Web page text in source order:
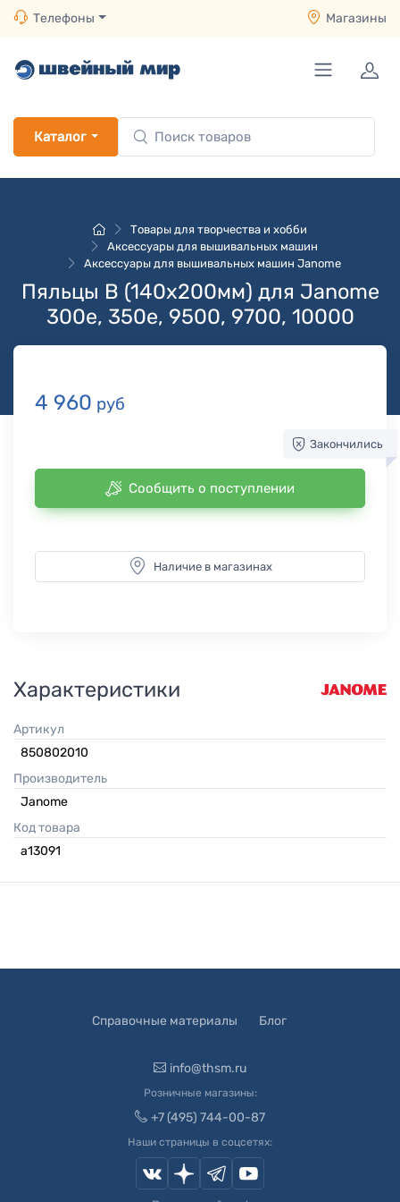
Телефоны Магазины
Каталог
Товары для творчества и хобби
Аксессуары для вышивальных машин
Аксессуары для вышивальных машин Janome
Пяльцы B (140х200мм) для Janome
300e, 350e, 9500, 9700, 10000
4 960 руб
Закончились
Сообщить о поступлении
Наличие в магазинах
Характеристики
Артикул
850802010
Производитель
Janome
Код товара
а13091
Справочные материалы Блог
info@thsm.ru
Розничные магазины:
+7 (495) 744-00-87
Наши страницы в соцсетях: